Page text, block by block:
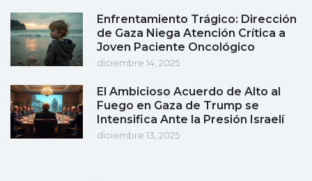
Enfrentamiento Trágico: Dirección
de Gaza Niega Atención Crítica a
Joven Paciente Oncológico
diciembre 14, 2025
El Ambicioso Acuerdo de Alto al
Fuego en Gaza de Trump se
Intensifica Ante la Presión Israelí
diciembre 13, 2025